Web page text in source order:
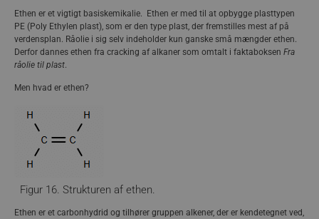
Intermolekylære kræfter er symboliseret med
en blå sky.
Fraktioneret destillation er illustreret i figur 12.
Ethen er et vigtigt basiskemikalie. Ethen er med til at opbygge plasttypen
PE (Poly Ethylen plast), som er den type plast, der fremstilles mest af på
verdensplan. Råolie i sig selv indeholder kun ganske små mængder ethen.
Derfor dannes ethen fra cracking af alkaner som omtalt i faktaboksen Fra
råolie til plast.
Men hvad er ethen?
Figur 16. Strukturen af ethen.
Ethen er et carbonhydrid og tilhører gruppen alkener, der er kendetegnet ved,